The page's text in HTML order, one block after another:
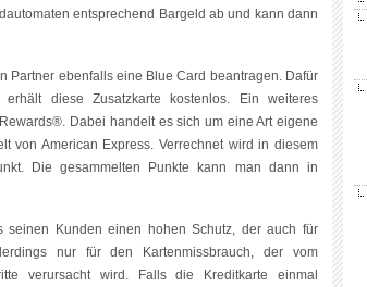
entsprechend Bargeld ab und kann dann
Partner ebenfalls eine Blue Card beantragen. Dafür
diese Zusatzkarte kostenlos. Ein weiteres
Dabei handelt es sich um eine Art eigene
von American Express. Verrechnet wird in diesem
Die gesammelten Punkte kann man dann in
seinen Kunden einen hohen Schutz, der auch für
nur für den Kartenmissbrauch, der vom
verursacht wird. Falls die Kreditkarte einmal